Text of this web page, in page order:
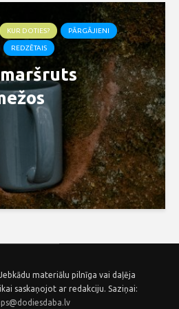
KUR DOTIES? PĀRGĀJIENI
REDZĒTAIS
materiālu pilnīga vai daļēja
saskaņojot ar redakciju. Saziņai: